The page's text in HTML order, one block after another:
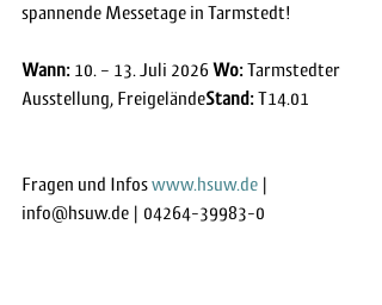
spannende Messetage in Tarmstedt!
Wann: 10. – 13. Juli 2026 Wo: Tarmstedter
Ausstellung, FreigeländeStand: T14.01
Fragen und Infos www.hsuw.de |
info@hsuw.de | 04264-39983-0